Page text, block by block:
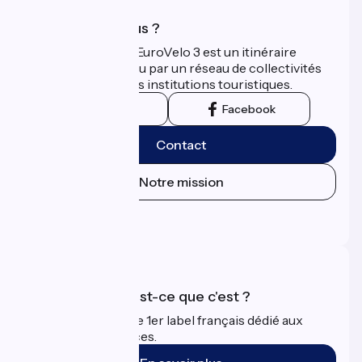
Qui sommes-nous ?
La Scandibérique-EuroVelo 3 est un itinéraire
développé et promu par un réseau de collectivités
territoriales et leurs institutions touristiques.
Facebook
Contact
Notre mission
Accueil Vélo qu'est-ce que c'est ?
Accueil Vélo c'est le 1er label français dédié aux
cyclistes en vacances.